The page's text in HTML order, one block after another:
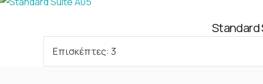
Standard
Επισκέπτες: 3